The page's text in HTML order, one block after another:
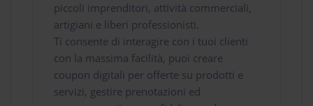
piccoli imprenditori, attività commerciali,
artigiani e liberi professionisti.
Ti consente di interagire con i tuoi clienti
con la massima facilità, puoi creare
coupon digitali per offerte su prodotti e
servizi, gestire prenotazioni ed